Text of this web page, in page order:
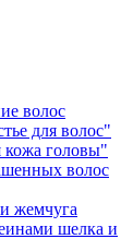
волос
для волос"
кожа головы"
волос
жемчуга
шелка и